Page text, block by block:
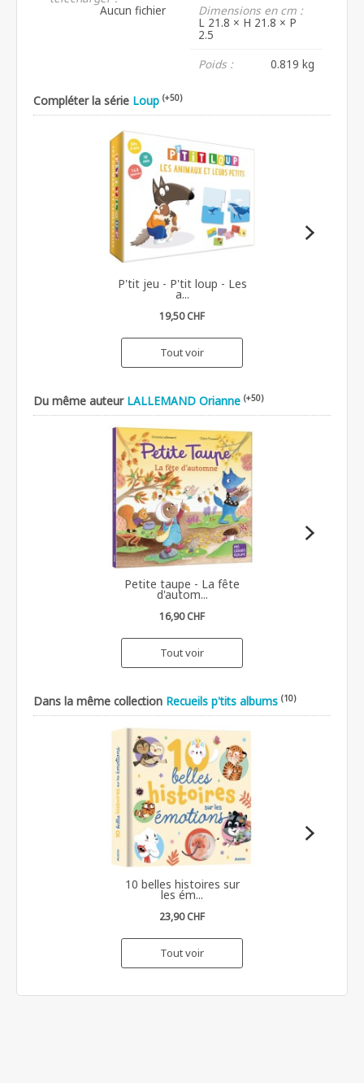
Aucun fichier
Dimensions en cm :
L 21.8 × H 21.8 × P
2.5
Poids :
0.819 kg
Compléter la série Loup (+50)
P'tit jeu - P'tit loup - Les
a...
19,50 CHF
Tout voir
Du même auteur LALLEMAND Orianne (+50)
Petite taupe - La fête
d'autom...
16,90 CHF
Tout voir
Dans la même collection Recueils p'tits albums (10)
10 belles histoires sur
les ém...
23,90 CHF
Tout voir